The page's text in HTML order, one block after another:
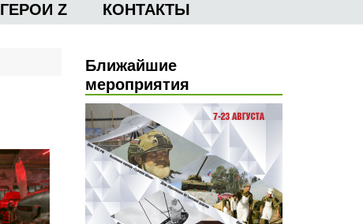
ГЕРОИ Z КОНТАКТЫ
Ближайшие
мероприятия